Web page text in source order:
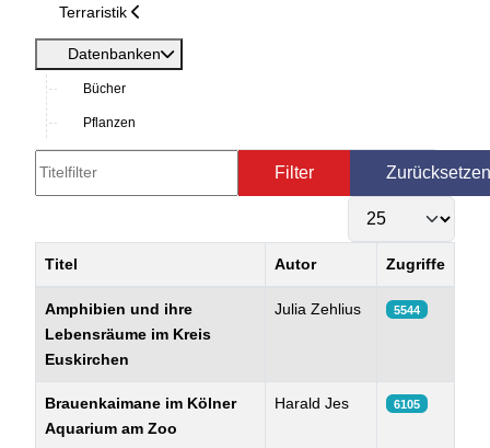
Terraristik
Datenbanken
Bücher
Pflanzen
Filter Zurücksetzen
Titel Autor Zugriffe
Amphibien und ihre
Lebensräume im Kreis
Euskirchen
Julia Zehlius 5544
Brauenkaimane im Kölner
Aquarium am Zoo
Harald Jes 6105